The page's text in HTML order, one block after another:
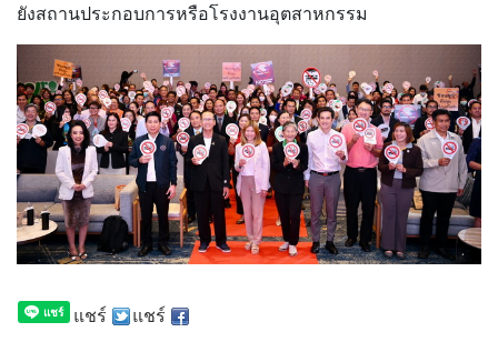
ยังสถานประกอบการหรือโรงงานอุตสาหกรรม
แชร์ แชร์